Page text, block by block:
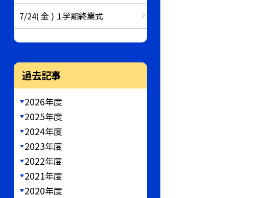
7/24( 金 ) １学期終業式
過去記事
2026年度
2025年度
2024年度
2023年度
2022年度
2021年度
2020年度